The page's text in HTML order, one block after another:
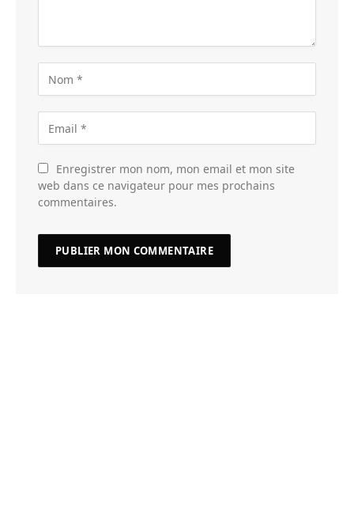
Enregistrer mon nom, mon email et mon site
web dans ce navigateur pour mes prochains
commentaires.